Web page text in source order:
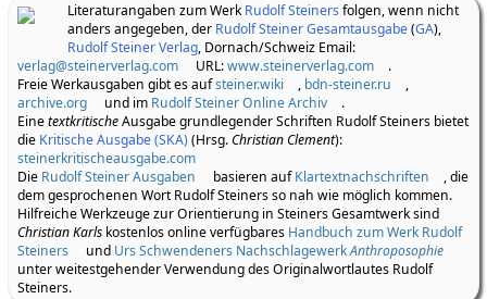
Literaturangaben zum WerkRudolf Steinersfolgen, wenn nicht
anders angegeben, der Rudolf Steiner Gesamtausgabe(GA),
Rudolf Steiner Verlag, Dornach/Schweiz Email:
verlag@steinerverlag.com
URL:www.steinerverlag.com
.
Freie Werkausgaben gibt es aufsteiner.wiki , bdn-steiner.ru
,
archive.org
und im Rudolf Steiner Online Archiv
.
EinetextkritischeAusgabe grundlegender Schriften Rudolf Steiners bietet
die Kritische Ausgabe (SKA)(Hrsg.Christian Clement):
steinerkritischeausgabe.com
Die Rudolf Steiner Ausgaben basieren aufKlartextnachschriften
, die
dem gesprochenen Wort Rudolf Steiners so nah wie möglich kommen.
Hilfreiche Werkzeuge zur Orientierung in Steiners Gesamtwerk sind
Christian Karlskostenlos online verfügbares Handbuch zum Werk Rudolf
Steiners
und Urs Schwendeners NachschlagewerkAnthroposophie
unter weitestgehender Verwendung des Originalwortlautes Rudolf
Steiners.